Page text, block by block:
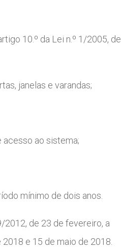
10.º da Lei n.º 1/2005, de
janelas e varandas;
ao sistema;
mínimo de dois anos.
2012, de 23 de fevereiro, a
e 15 de maio de 2018.